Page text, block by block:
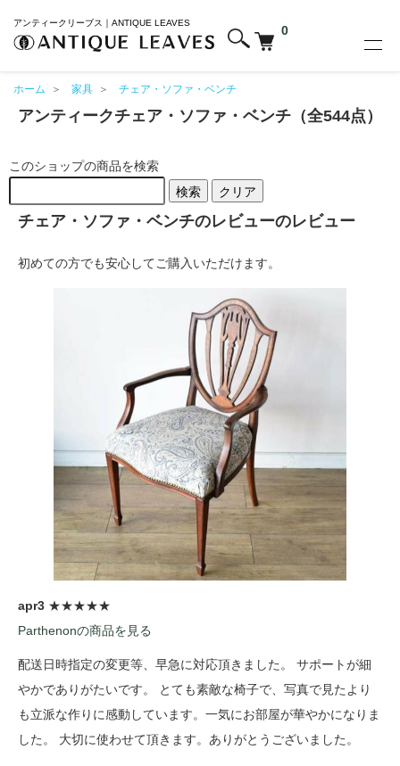
アンティークリーブス｜ANTIQUE LEAVES
0
ホーム ＞ 家具 ＞ チェア・ソファ・ベンチ
アンティークチェア・ソファ・ベンチ（全544点）
このショップの商品を検索
検索
クリア
チェア・ソファ・ベンチのレビューのレビュー
初めての方でも安心してご購入いただけます。
apr3 ★★★★★
Parthenonの商品を見る
配送日時指定の変更等、早急に対応頂きました。 サポートが細
やかでありがたいです。 とても素敵な椅子で、写真で見たより
も立派な作りに感動しています。一気にお部屋が華やかになりま
した。 大切に使わせて頂きます。ありがとうございました。